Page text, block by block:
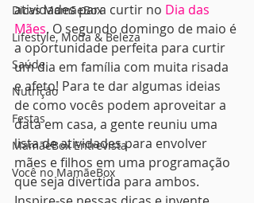
Dicas MamãeBox
Lifestyle, Moda & Beleza
Saúde
Nutrição
Festas
MamãeBox Entrevista
Você no MamãeBox
atividades para curtir no Dia das
Mães. O segundo domingo de maio é
a oportunidade perfeita para curtir
um dia em família com muita risada
e afeto! Para te dar algumas ideias
de como vocês podem aproveitar a
data em casa, a gente reuniu uma
lista de atividades para envolver
mães e filhos em uma programação
que seja divertida para ambos.